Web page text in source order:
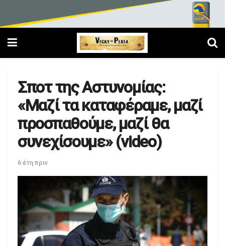
Σποτ της Αστυνομίας:
«Μαζί τα καταφέραμε, μαζί
προσπαθούμε, μαζί θα
συνεχίσουμε» (video)
6 έτη πριν